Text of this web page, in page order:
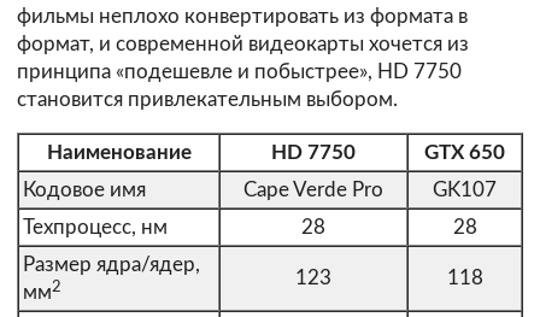
фильмы неплохо конвертировать из формата в
формат, и современной видеокарты хочется из
принципа «подешевле и побыстрее», HD 7750
становится привлекательным выбором.
Наименование HD 7750
GTX 650
Кодовое имя
Cape Verde Pro
GK107
Техпроцесс, нм
28
28
Размер ядра/ядер,
мм2 123 118